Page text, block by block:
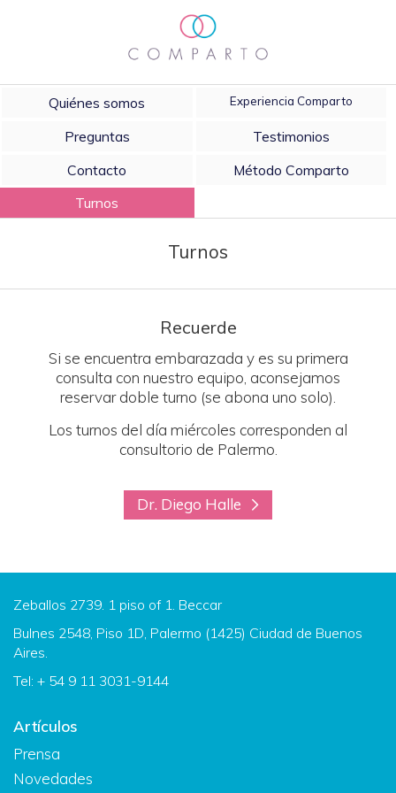
Quiénes somos Experiencia Comparto
Preguntas
Testimonios
Contacto
Método Comparto
Turnos
Turnos
Recuerde
Si se encuentra embarazada y es su primera
consulta con nuestro equipo, aconsejamos
reservar doble turno (se abona uno solo).
Los turnos del día miércoles corresponden al
consultorio de Palermo.
Dr. Diego Halle
Zeballos 2739. 1 piso of 1. Beccar
Bulnes 2548, Piso 1D, Palermo (1425) Ciudad de Buenos
Aires.
Tel: + 54 9 11 3031-9144
Artículos
Prensa
Novedades